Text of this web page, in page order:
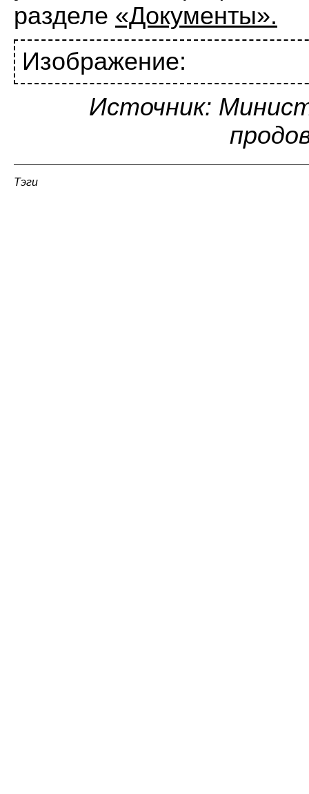
разделе «Документы».
Изображение:
Источник:
Тэги